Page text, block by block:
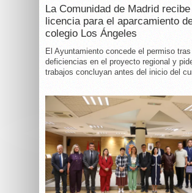
La Comunidad de Madrid
licencia para el aparcamiento
colegio Los Ángeles
El Ayuntamiento concede el permiso
deficiencias en el proyecto regional y
trabajos concluyan antes del inicio del